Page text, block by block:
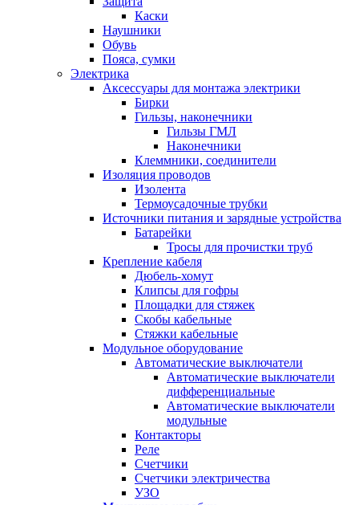
Каски
Наушники
Обувь
Пояса, сумки
Электрика
Аксессуары для монтажа электрики
Бирки
Гильзы, наконечники
Гильзы ГМЛ
Наконечники
Клеммники, соединители
Изоляция проводов
Изолента
Термоусадочные трубки
Источники питания и зарядные устройства
Батарейки
Тросы для прочистки труб
Крепление кабеля
Дюбель-хомут
Клипсы для гофры
Площадки для стяжек
Скобы кабельные
Стяжки кабельные
Модульное оборудование
Автоматические выключатели
Автоматические выключатели
дифференциальные
Автоматические выключатели
модульные
Контакторы
Реле
Счетчики
Счетчики электричества
УЗО